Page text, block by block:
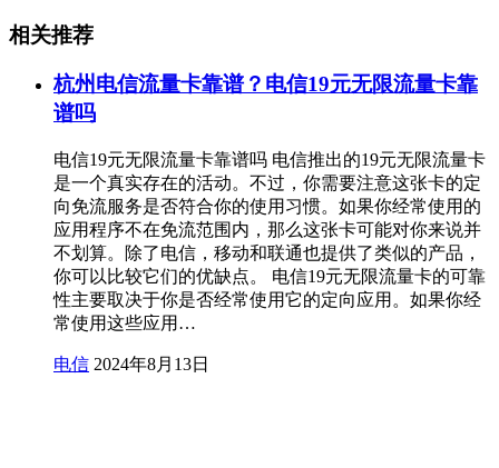
相关推荐
杭州电信流量卡靠谱？电信19元无限流量卡靠
谱吗
电信19元无限流量卡靠谱吗 电信推出的19元无限流量卡
是一个真实存在的活动。不过，你需要注意这张卡的定
向免流服务是否符合你的使用习惯。如果你经常使用的
应用程序不在免流范围内，那么这张卡可能对你来说并
不划算。除了电信，移动和联通也提供了类似的产品，
你可以比较它们的优缺点。 电信19元无限流量卡的可靠
性主要取决于你是否经常使用它的定向应用。如果你经
常使用这些应用…
电信 2024年8月13日